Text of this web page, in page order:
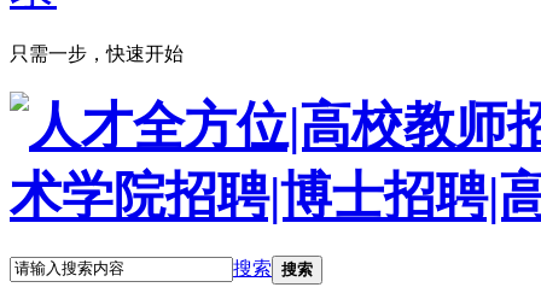
只需一步，快速开始
搜索 搜索